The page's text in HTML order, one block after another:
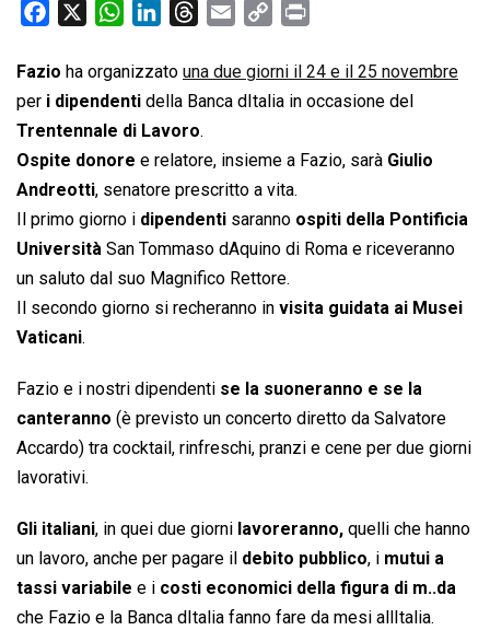
c
e
b
o
o
k
W
a
t
s
A
p
p
n
k
e
d
I
n
r
e
a
d
s
a
i
p
y
i
n
k
i
n
Fazio ha organizzato una due giorni il 24 e il 25 novembre
per i dipendenti della Banca dItalia in occasione del
Trentennale di Lavoro.
Ospite donore e relatore, insieme a Fazio, sarà Giulio
Andreotti, senatore prescritto a vita.
Il primo giorno i dipendenti saranno ospiti della Pontificia
Università San Tommaso dAquino di Roma e riceveranno
un saluto dal suo Magnifico Rettore.
Il secondo giorno si recheranno in visita guidata ai Musei
Vaticani.
Fazio e i nostri dipendenti se la suoneranno e se la
canteranno (è previsto un concerto diretto da Salvatore
Accardo) tra cocktail, rinfreschi, pranzi e cene per due giorni
lavorativi.
Gli italiani, in quei due giorni lavoreranno, quelli che hanno
un lavoro, anche per pagare il debito pubblico, i mutui a
tassi variabile e i costi economici della figura di m..da
che Fazio e la Banca dItalia fanno fare da mesi allItalia.